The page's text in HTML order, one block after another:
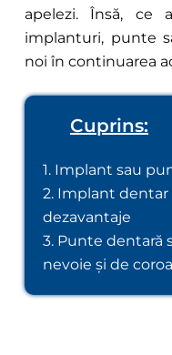
apelezi. Însă,
implanturi, punte
noi în continuarea
Cuprins:
1. Implant sau
2. Implant dentar
dezavantaje
3. Punte dentară
nevoie și de